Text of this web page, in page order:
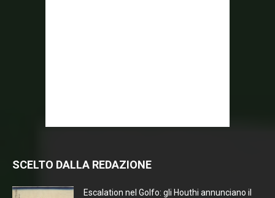
SCELTO DALLA REDAZIONE
Escalation nel Golfo: gli Houthi annunciano il